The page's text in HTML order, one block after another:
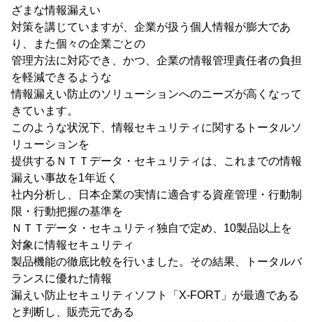
ざまな情報漏えい
対策を講じていますが、企業が扱う個人情報が膨大であ
り、また個々の企業ごとの
管理方法に対応でき、かつ、企業の情報管理責任者の負担
を軽減できるような
情報漏えい防止のソリューションへのニーズが高くなって
きています。
このような状況下、情報セキュリティに関するトータルソ
リューションを
提供するＮＴＴデータ・セキュリティは、これまでの情報
漏えい事故を1年近く
社内分析し、日本企業の実情に適合する資産管理・行動制
限・行動把握の基準を
ＮＴＴデータ・セキュリティ独自で定め、10製品以上を
対象に情報セキュリティ
製品機能の徹底比較を行いました。その結果、トータルバ
ランスに優れた情報
漏えい防止セキュリティソフト「X-FORT」が最適である
と判断し、販売元である